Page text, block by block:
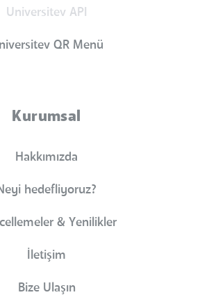
Universitev API
QR Menü
Kurumsal
Hakkımızda
hedefliyoruz?
& Yenilikler
İletişim
Bize Ulaşın